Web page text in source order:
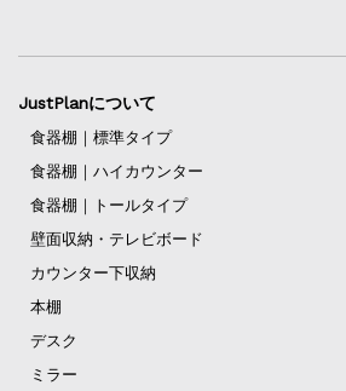
JustPlanについて
食器棚｜標準タイプ
食器棚｜ハイカウンター
食器棚｜トールタイプ
壁面収納・テレビボード
カウンター下収納
本棚
デスク
ミラー